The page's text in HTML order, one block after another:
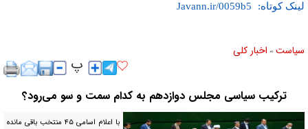
لینک کوتاه:
سیاست » اخبار کلی
ترکیب سیاسی مجلس دوازدهم به کدام سمت و سو می‌رود؟
با اعلام اسامی ۴۵ منتخب باقی مانده